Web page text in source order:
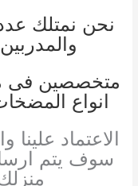
نحن نمتلك
متخصصين فى
انواع
الاعتماد علينا
سوف يتم